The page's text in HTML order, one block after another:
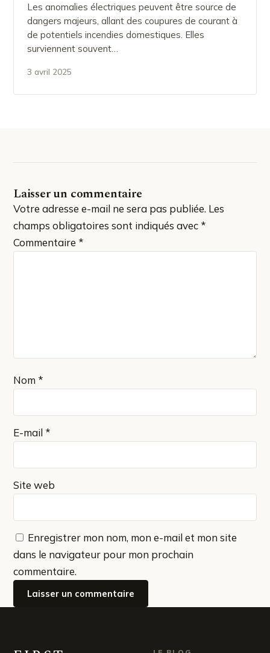
Les anomalies électriques peuvent être source de
dangers majeurs, allant des coupures de courant à
de potentiels incendies domestiques. Elles
surviennent souvent…
3 avril 2025
Laisser un commentaire
Votre adresse e-mail ne sera pas publiée. Les
champs obligatoires sont indiqués avec *
Commentaire *
Nom *
E-mail *
Site web
Enregistrer mon nom, mon e-mail et mon site
dans le navigateur pour mon prochain
commentaire.